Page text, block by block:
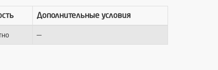
Дополнительные условия
—